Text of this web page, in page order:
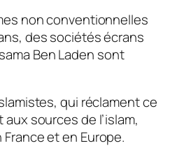
non conventionnelles
des sociétés écrans
Ben Laden sont
qui réclament ce
sources de l’islam,
et en Europe.